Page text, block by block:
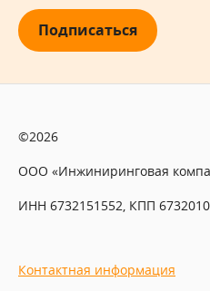
Подписаться
©2026
ООО «Инжиниринговая
ИНН 6732151552, КПП
Контактная информация